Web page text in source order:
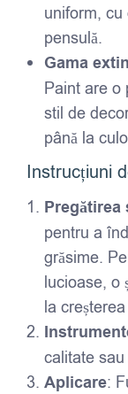
uniform, cu
pensulă.
Gama
Paint are o
stil de
până la
Instrucțiuni
Pregătirea
pentru a
grăsime.
lucioase, o
la
calitate
Aplicare: